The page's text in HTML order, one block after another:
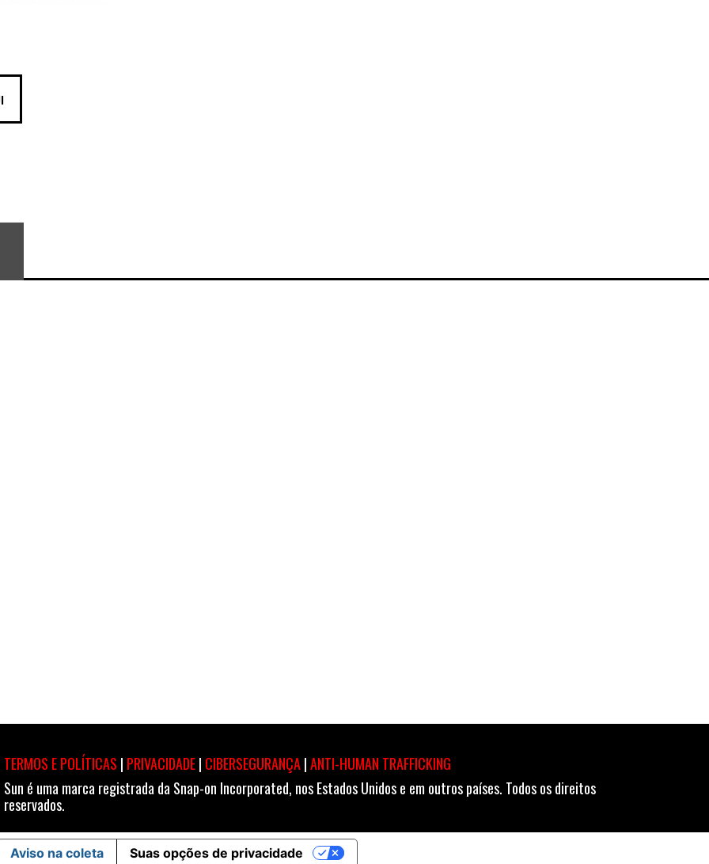
TERMOS E POLÍTICAS | PRIVACIDADE| CIBERSEGURANÇA|ANTI-HUMAN TRAFFICKING
Sun é uma marca registrada da Snap-on Incorporated, nos Estados Unidos e em outros países. Todos os direitos
reservados.
Aviso na coleta Suas opções de privacidade